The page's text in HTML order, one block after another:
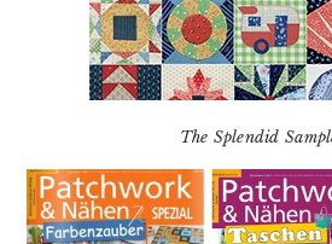
The Splendid